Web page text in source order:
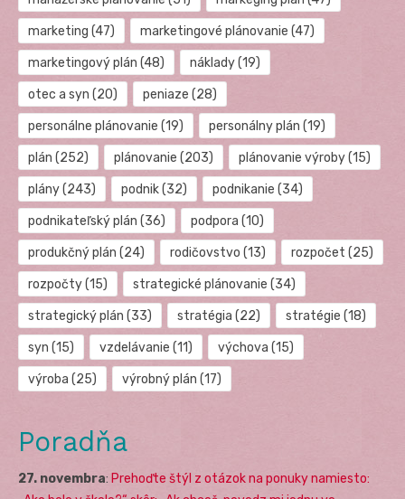
marketing (47) marketingové plánovanie (47)
marketingový plán (48) náklady(19)
otec a syn (20) peniaze (28)
personálne plánovanie (19) personálny plán (19)
plán (252) plánovanie (203) plánovanie výroby(15)
plány(243) podnik(32) podnikanie (34)
podnikateľský plán (36) podpora (10)
produkčný plán (24) rodičovstvo (13) rozpočet (25)
rozpočty(15) strategické plánovanie (34)
strategický plán (33) stratégia (22) stratégie (18)
syn (15) vzdelávanie (11) výchova (15)
výroba (25) výrobný plán (17)
Poradňa
27. novembra: Prehoďte štýl z otázok na ponuky namiesto: